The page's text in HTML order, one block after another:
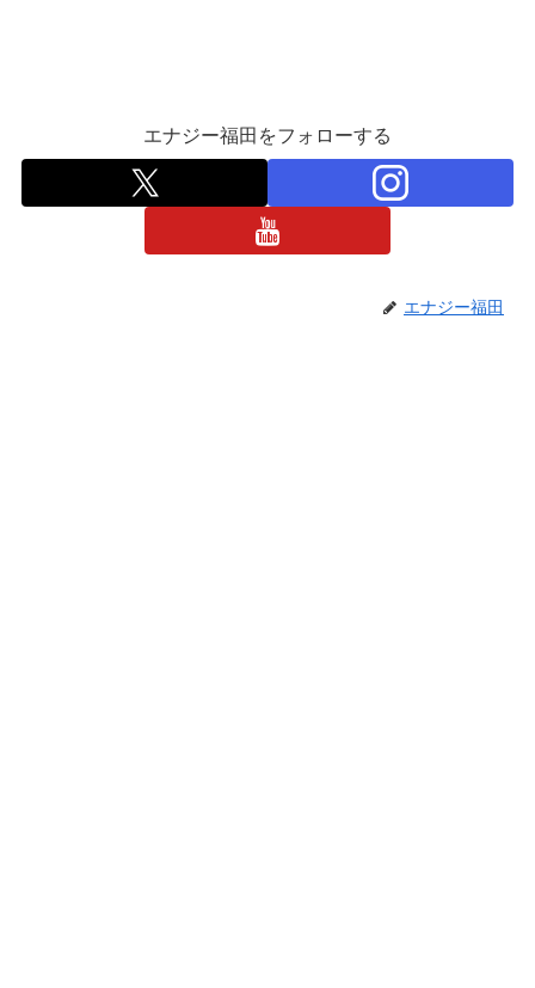
エナジー福田をフォローする
エナジー福田